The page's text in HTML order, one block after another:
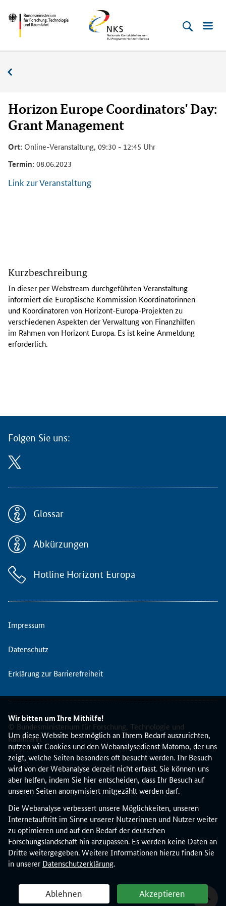
Wir bitten um Ihre Mithilfe!
Um diese Website bestmöglich an Ihrem Bedarf auszurichten,
nutzen wir Cookies und den Webanalysedienst Matomo, der uns
zeigt, welche Seiten besonders oft besucht werden. Ihr Besuch
wird von der Webanalyse derzeit nicht erfasst. Sie können uns
aber helfen, indem Sie hier entscheiden, dass Ihr Besuch auf
unseren Seiten anonymisiert mitgezählt werden darf.
Die Webanalyse verbessert unsere Möglichkeiten, unseren
Internetauftritt im Sinne unserer Nutzerinnen und Nutzer weiter
zu optimieren und auf den Bedarf der deutschen
Forschungslandschaft hin anzupassen. Es werden keine Daten an
Dritte weitergegeben. Weitere Informationen hierzu finden Sie
in unserer Datenschutzerklärung.
Ablehnen Akzeptieren
zum
Inhalt
(Eingabetaste)
zum
Hauptmenu
(Eingabetaste)
zur
Suche
(Eingabetaste)
zur
Fußleiste
(Enter)
Bundesministerium
Technologie
Raumfahrt
Horizont
Europa
Horizon Europe Coordinators' Day:
Grant Management
Ort: Online-Veranstaltung, 09:30 - 12:45 Uhr
Termin:08.06.2023
Link zur Veranstaltung
d
i
e
s
e
r
p
r
e
a
m
u
c
h
e
ü
h
t
n
r
n
t
l
t
u
n
g
i
n
o
r
m
i
e
r
Kurzbeschreibung
In dieser perWebstream durchgeführten Veranstaltung
informiert die Europäische Kommission Koordinatorinnen
und Koordinatoren von Horizont-Europa-Projekten zu
verschiedenen Aspekten der Verwaltung von Finanzhilfen
im Rahmen von Horizont Europa. Es ist keine Anmeldung
erforderlich.
Folgen Sie uns:
Glossar
Abkürzungen
Hotline Horizont Europa
Impressum
Datenschutz
Erklärung zur Barrierefreiheit
© Bundesministerium für Forschung, Technologie und
Raumfahrt